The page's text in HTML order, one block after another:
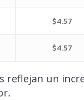
$4.57
$4.57
reflejan un